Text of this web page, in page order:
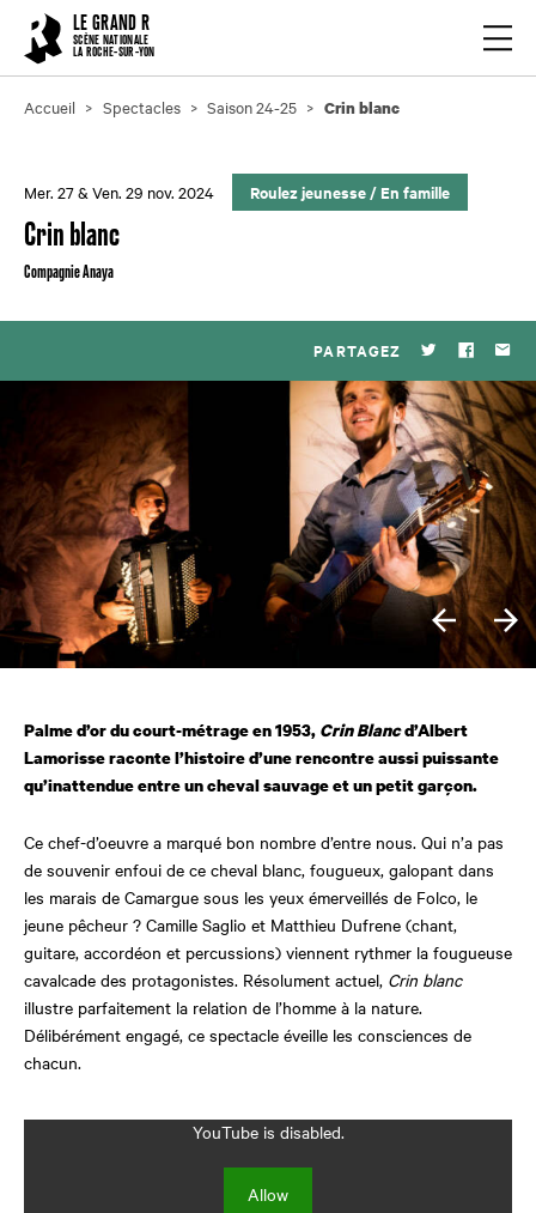
LE GRAND R
SCÈNE NATIONALE
LA ROCHE-SUR-YON
Accueil Spectacles Saison 24-25 Crin blanc
Mer. 27 & Ven. 29 nov. 2024 Roulez jeunesse/ En famille
Crin blanc
Compagnie Anaya
PARTAGEZ Twitter
Palme d’or du court-métrage en 1953, Crin Blancd’Albert
Lamorisse raconte l’histoire d’une rencontre aussi puissante
qu’inattendue entre un cheval sauvage et un petit garçon.
Ce chef-d’oeuvre a marqué bon nombre d’entre nous. Qui n’a pas
de souvenir enfoui de ce cheval blanc, fougueux, galopant dans
les marais de Camargue sous les yeux émerveillés de Folco, le
jeune pêcheur ? Camille Saglio et Matthieu Dufrene (chant,
guitare, accordéon et percussions) viennent rythmer la fougueuse
cavalcade des protagonistes. Résolument actuel, Crin blanc
illustre parfaitement la relation de l’homme à la nature.
Délibérément engagé, ce spectacle éveille les consciences de
chacun.
YouTube is disabled.
Allow
Cookies management panel